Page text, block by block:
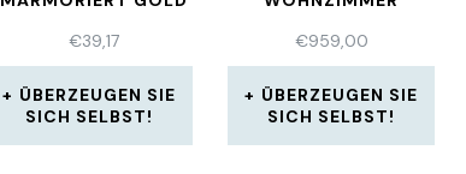
€39,17
ÜBERZEUGEN SIE
SICH SELBST!
€959,00
ÜBERZEUGEN SIE
SICH SELBST!